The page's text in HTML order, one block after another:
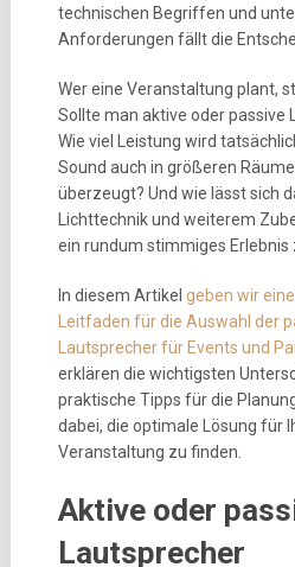
technischen Begriffen und
Anforderungen fällt die
Wer eine Veranstaltung plant,
Sollte man aktive oder passive
Wie viel Leistung wird
Sound auch in größeren
überzeugt? Und wie lässt sich
Lichttechnik und weiterem
ein rundum stimmiges
In diesem Artikel geben wir
Leitfaden für die Auswahl der
Lautsprecher für Events und
erklären die wichtigsten
praktische Tipps für die
dabei, die optimale Lösung für
Veranstaltung zu finden.
Aktive oder
Lautsprecher